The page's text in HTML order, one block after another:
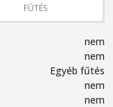
FŰTÉS
nem
nem
Egyéb fűtés
nem
nem